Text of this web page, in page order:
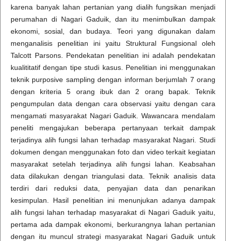
karena banyak lahan pertanian yang dialih fungsikan menjadi
perumahan di Nagari Gaduik, dan itu menimbulkan dampak
ekonomi, sosial, dan budaya. Teori yang digunakan dalam
menganalisis penelitian ini yaitu Struktural Fungsional oleh
Talcott Parsons. Pendekatan penelitian ini adalah pendekatan
kualititatif dengan tipe studi kasus. Penelitian ini menggunakan
teknik purposive sampling dengan informan berjumlah 7 orang
dengan kriteria 5 orang ibuk dan 2 orang bapak. Teknik
pengumpulan data dengan cara observasi yaitu dengan cara
mengamati masyarakat Nagari Gaduik. Wawancara mendalam
peneliti mengajukan beberapa pertanyaan terkait dampak
terjadinya alih fungsi lahan terhadap masyarakat Nagari. Studi
dokumen dengan menggunakan foto dan video terkait kegiatan
masyarakat setelah terjadinya alih fungsi lahan. Keabsahan
data dilakukan dengan triangulasi data. Teknik analisis data
terdiri dari reduksi data, penyajian data dan penarikan
kesimpulan. Hasil penelitian ini menunjukan adanya dampak
alih fungsi lahan terhadap masyarakat di Nagari Gaduik yaitu,
pertama ada dampak ekonomi, berkurangnya lahan pertanian
dengan itu muncul strategi masyarakat Nagari Gaduik untuk